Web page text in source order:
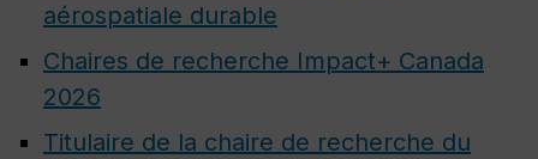
aérospatiale durable
Chaires de recherche Impact+ Canada
2026
Titulaire de la chaire de recherche du